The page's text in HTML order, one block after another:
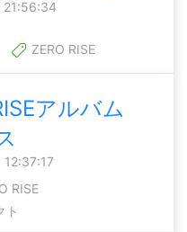
ZERO RISE
アルバム
RISE
ト